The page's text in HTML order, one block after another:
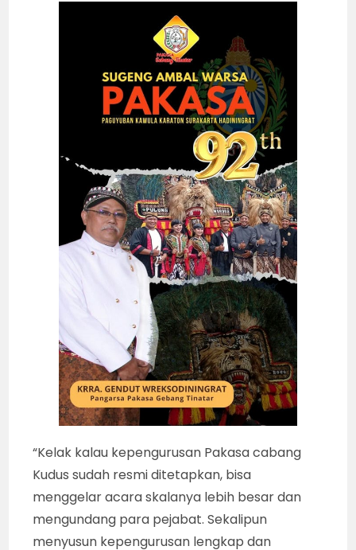
“Kelak kalau kepengurusan Pakasa cabang
Kudus sudah resmi ditetapkan, bisa
menggelar acara skalanya lebih besar dan
mengundang para pejabat. Sekalipun
menyusun kepengurusan lengkap dan